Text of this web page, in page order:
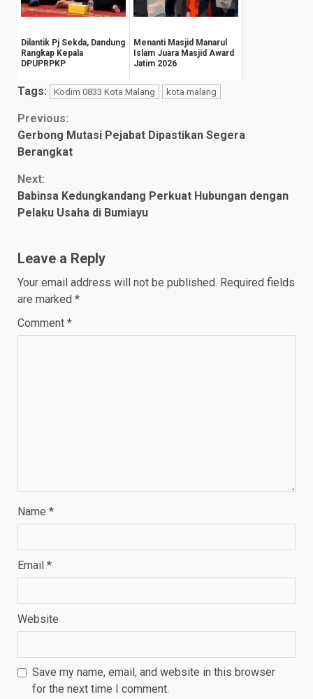
Dilantik Pj Sekda, Dandung
Rangkap Kepala
DPUPRPKP
Menanti Masjid Manarul
Islam Juara Masjid Award
Jatim 2026
Tags: Kodim 0833 Kota Malang kota malang
Continue
Reading
Previous:
Gerbong Mutasi Pejabat Dipastikan Segera
Berangkat
Next:
Babinsa Kedungkandang Perkuat Hubungan dengan
Pelaku Usaha di Bumiayu
Leave a Reply
Your email address will not be published. Required fields
are marked *
Comment *
Name *
Email *
Website
Save my name, email, and website in this browser
for the next time I comment.